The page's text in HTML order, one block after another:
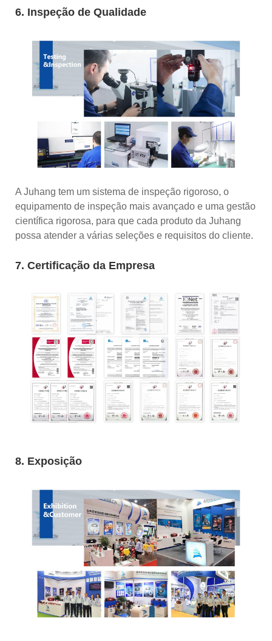
6. Inspeção de Qualidade
A Juhang tem um sistema de inspeção rigoroso, o
equipamento de inspeção mais avançado e uma gestão
científica rigorosa, para que cada produto da Juhang
possa atender a várias seleções e requisitos do cliente.
7. Certificação da Empresa
8. Exposição